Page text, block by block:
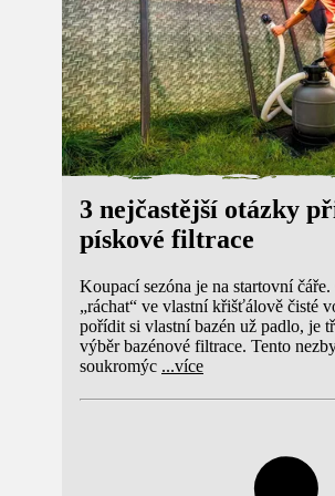
3 nejčastější otázky
pískové filtrace
Koupací sezóna je na startovní
„ráchat“ ve vlastní křišťálově čisté
pořídit si vlastní bazén už padlo, je
výběr bazénové filtrace. Tento
soukromýc ...více